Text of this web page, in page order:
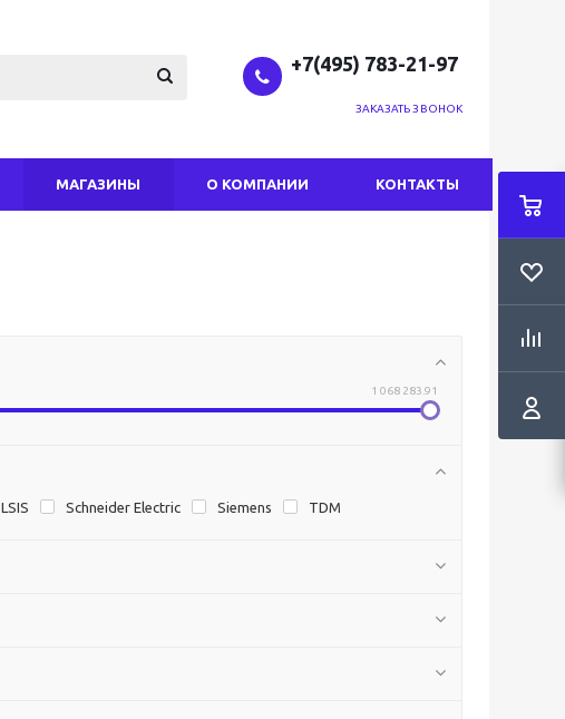
+7(495) 783-21-97
ЗАКАЗАТЬ ЗВОНОК
МАГАЗИНЫ О КОМПАНИИ КОНТАКТЫ
1 068 283.91
LSIS Schneider Electric Siemens TDM